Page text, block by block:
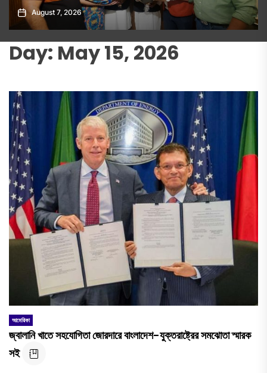
August 5, 2026
Day: May 15, 2026
আমেরিকা
জ্বালানি খাতে সহযোগিতা জোরদারে বাংলাদেশ-যুক্তরাষ্ট্রের সমঝোতা স্মারক
সই